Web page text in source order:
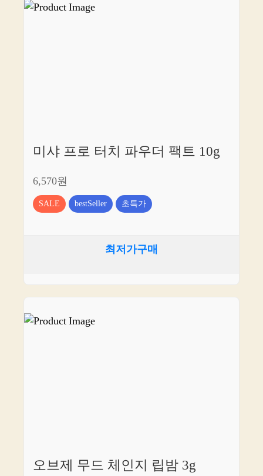
미샤 프로 터치 파우더 팩트 10g
6,570원
SALE bestSeller 초특가
최저가구매
오브제 무드 체인지 립밤 3g